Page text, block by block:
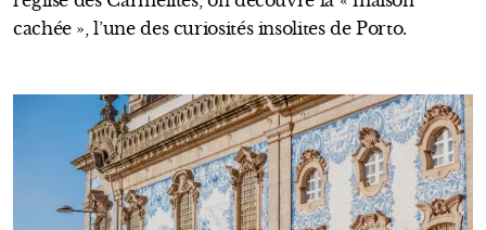
cachée », l’une des curiosités insolites de Porto.